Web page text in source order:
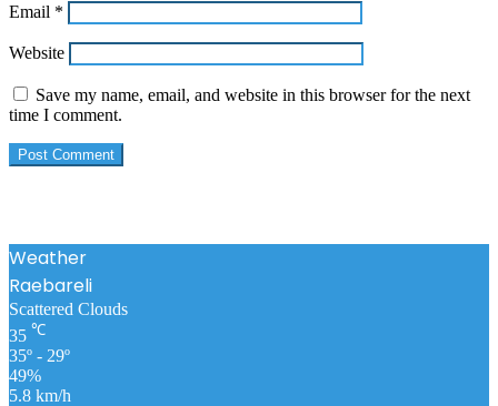
Email *
Website
Save my name, email, and website in this browser for the next
time I comment.
Weather
Raebareli
Scattered Clouds
35 ℃
35º - 29º
49%
5.8 km/h